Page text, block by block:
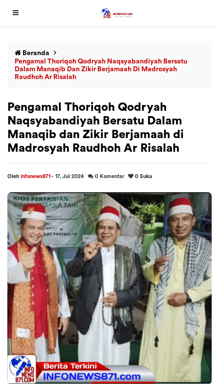
Beranda
Pengamal Thoriqoh Qodryah Naqsyabandiyah Bersatu
Dalam Manaqib Dan Zikir Berjamaah Di Madrosyah
Raudhoh Ar Risalah
Pengamal Thoriqoh Qodryah
Naqsyabandiyah Bersatu Dalam
Manaqib dan Zikir Berjamaah di
Madrosyah Raudhoh Ar Risalah
Oleh Infonews871 - 17, Jul 2024 0 Komentar 0 Suka